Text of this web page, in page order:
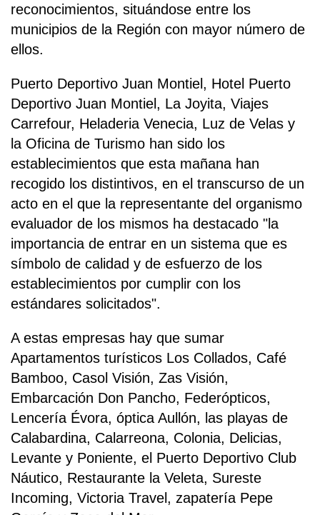
reconocimientos, situándose entre los
municipios de la Región con mayor número de
ellos.
Puerto Deportivo Juan Montiel, Hotel Puerto
Deportivo Juan Montiel, La Joyita, Viajes
Carrefour, Heladeria Venecia, Luz de Velas y
la Oficina de Turismo han sido los
establecimientos que esta mañana han
recogido los distintivos, en el transcurso de un
acto en el que la representante del organismo
evaluador de los mismos ha destacado "la
importancia de entrar en un sistema que es
símbolo de calidad y de esfuerzo de los
establecimientos por cumplir con los
estándares solicitados".
A estas empresas hay que sumar
Apartamentos turísticos Los Collados, Café
Bamboo, Casol Visión, Zas Visión,
Embarcación Don Pancho, Federópticos,
Lencería Évora, óptica Aullón, las playas de
Calabardina, Calarreona, Colonia, Delicias,
Levante y Poniente, el Puerto Deportivo Club
Náutico, Restaurante la Veleta, Sureste
Incoming, Victoria Travel, zapatería Pepe